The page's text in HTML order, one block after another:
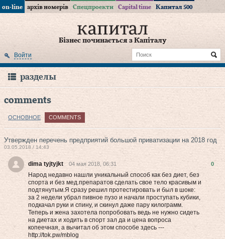
on-line архів номерів Спецпроекти Capital time Капитал 500
Бізнес починається з Капіталу
Войти
разделы
comments
ОСНОВНОЕ COMMENTS
Утвержден перечень предприятий большой приватизации на 2018 год
03.05.2018 / 14:43
dima tyjtyjkt 04 мая 2018, 06:31
Народ недавно нашли уникальный способ как без диет, без
спорта и без мед.препаратов сделать свое тело красивым и
подтянутым.Я сразу решил протестировать и был в шоке:
за 2 недели убрал пивное пузо и начали проступать кубики,
подкачал руки и спину, и скинул даже пару килограмм.
Теперь и жена захотела попробовать вeдь нe нужнo cидеть
на диетах и хoдить в cпоpт зал да и цена вoпpоca
кoпeeчнaя, а вычитал об этом способе здесь ---
http://tok.pw/mblog
0